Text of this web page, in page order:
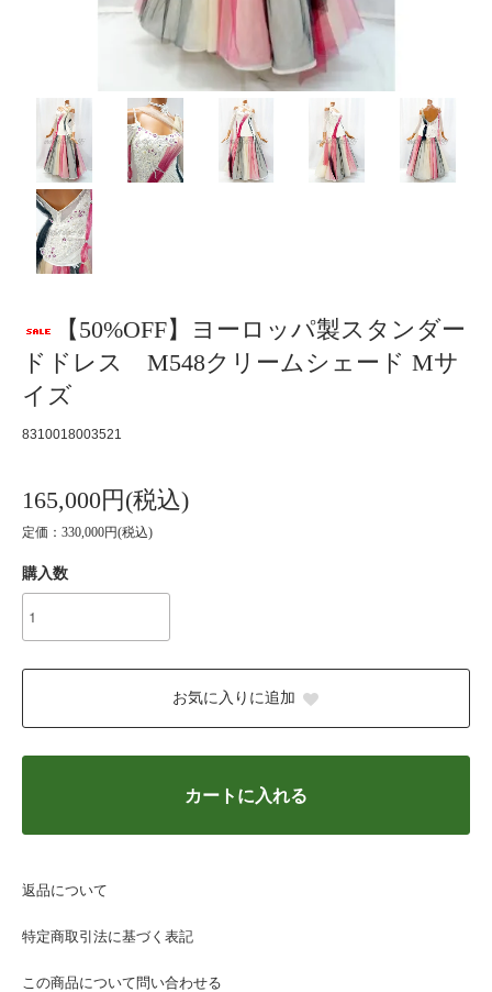
【50%OFF】ヨーロッパ製スタンダー
ドドレス M548クリームシェード Mサ
イズ
8310018003521
165,000円(税込)
定価：330,000円(税込)
購入数
お気に入りに追加
カートに入れる
返品について
特定商取引法に基づく表記
この商品について問い合わせる